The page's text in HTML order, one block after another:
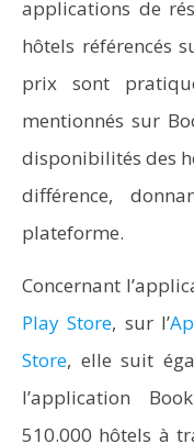
applications de
hôtels référencés
prix sont
mentionnés sur
disponibilités des
différence,
plateforme.
Concernant
Play Store, sur l’
Store, elle suit
l’application
510.000 hôtels à